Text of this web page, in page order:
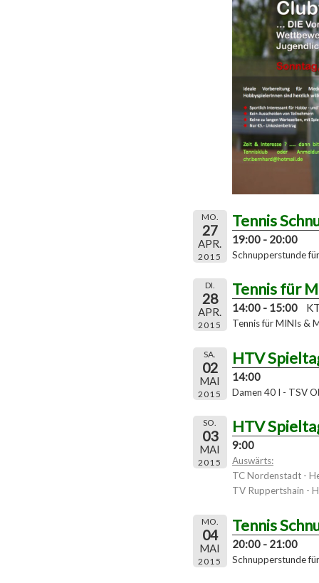
MO.
27
APR.
2015
Tennis
19:00 - 20:00
Schnupperstunde
DI.
28
APR.
2015
Tennis für
14:00 - 15:00
Tennis für MINIs &
SA.
02
MAI
2015
HTV
14:00
Damen 40 I - TSV
SO.
03
MAI
2015
HTV
9:00
Auswärts:
TC Nordenstadt -
TV Ruppertshain -
MO.
04
MAI
2015
Tennis
20:00 - 21:00
Schnupperstunde